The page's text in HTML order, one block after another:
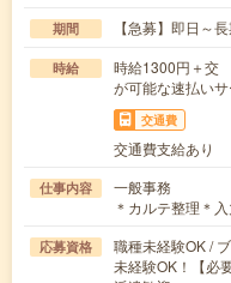
期間 【急募】即日～
時給
時給1300円＋交
が可能な速払い
交通費
交通費支給あり
仕事内容
一般事務
＊カルテ整理＊
応募資格
職種未経験OK /
未経験OK！【必